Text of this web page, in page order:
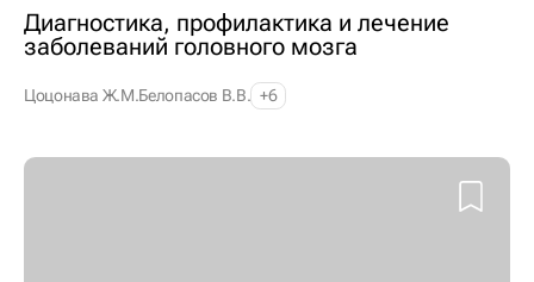
Диагностика, профилактика и лечение
заболеваний головного мозга
Цоцонава Ж.М.Белопасов В.В. +6